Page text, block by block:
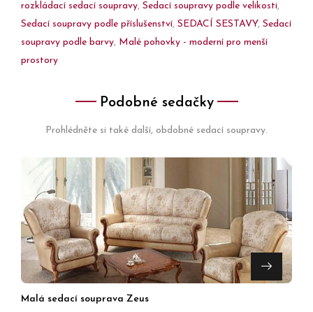
rozkládací sedací soupravy, Sedací soupravy podle velikosti,
Sedací soupravy podle příslušenství, SEDACÍ SESTAVY, Sedací
soupravy podle barvy, Malé pohovky - moderní pro menší
prostory
Podobné sedačky
Prohlédněte si také další, obdobné sedací soupravy.
Malá sedací souprava Zeus